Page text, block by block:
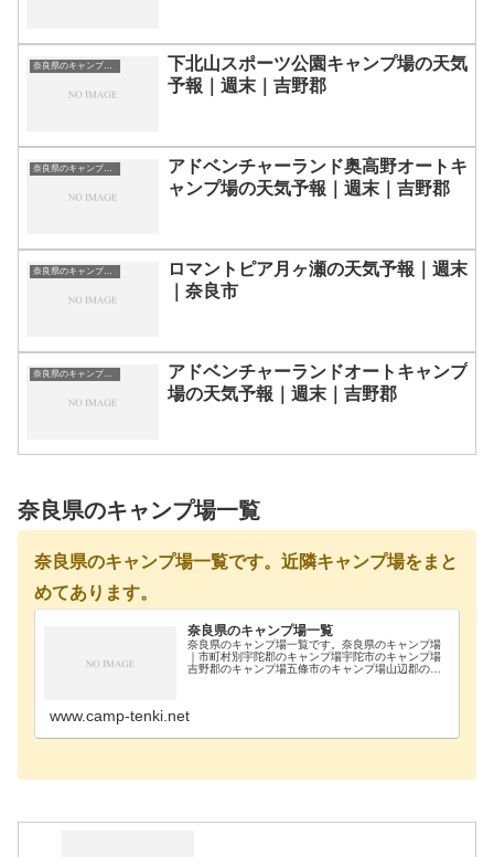
奈良県のキャンプ場一覧
下北山スポーツ公園キャンプ場の天気
予報｜週末｜吉野郡
奈良県のキャンプ場一覧
アドベンチャーランド奥高野オートキ
ャンプ場の天気予報｜週末｜吉野郡
奈良県のキャンプ場一覧
ロマントピア月ヶ瀬の天気予報｜週末
｜奈良市
奈良県のキャンプ場一覧
アドベンチャーランドオートキャンプ
場の天気予報｜週末｜吉野郡
奈良県のキャンプ場一覧
奈良県のキャンプ場一覧です。近隣キャンプ場をまと
めてあります。
奈良県のキャンプ場一覧
奈良県のキャンプ場一覧です。奈良県のキャンプ場
｜市町村別宇陀郡のキャンプ場宇陀市のキャンプ場
吉野郡のキャンプ場五條市のキャンプ場山辺郡のキ
www.camp-tenki.net